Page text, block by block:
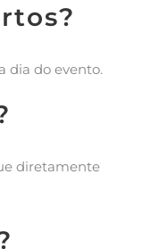
dia do evento.
diretamente